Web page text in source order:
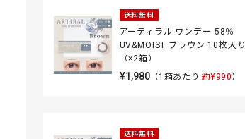
送料無料
アーティラル ワンデー 58％
UV&MOIST ブラウン 10枚入り
（×2箱）
¥1,980（1箱あたり:約¥990）
送料無料